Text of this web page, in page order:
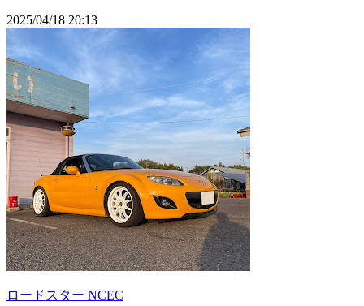
2025/04/18 20:13
ロードスター NCEC